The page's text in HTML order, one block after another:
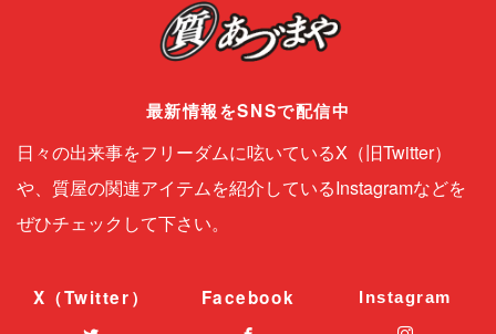
最新情報をSNSで配信中
日々の出来事をフリーダムに呟いているX（旧Twitter）
や、質屋の関連アイテムを紹介しているInstagramなどを
ぜひチェックして下さい。
X（Twitter） Facebook Instagram